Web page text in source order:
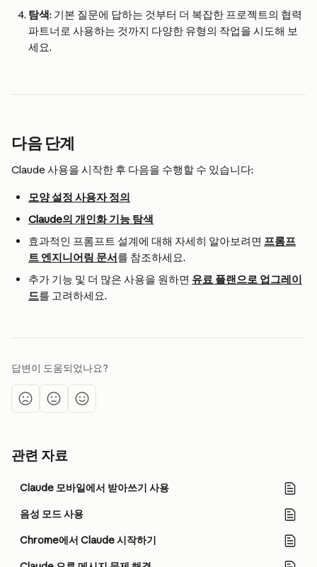
탐색: 기본 질문에 답하는 것부터 더 복잡한 프로젝트의 협력
파트너로 사용하는 것까지 다양한 유형의 작업을 시도해 보
세요.
다음 단계
Claude 사용을 시작한 후 다음을 수행할 수 있습니다:
모양 설정 사용자 정의
Claude의 개인화 기능 탐색
효과적인 프롬프트 설계에 대해 자세히 알아보려면 프롬프
트 엔지니어링 문서를 참조하세요.
추가 기능 및 더 많은 사용을 원하면 유료 플랜으로 업그레이
드를 고려하세요.
답변이 도움되었나요?
관련 자료
Claude 모바일에서 받아쓰기 사용
음성 모드 사용
Chrome에서 Claude 시작하기